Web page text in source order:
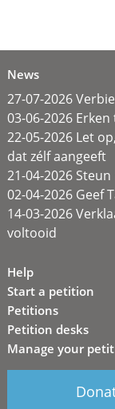
News
27-07-2026
03-06-2026
22-05-2026 Let
dat zélf aangeeft
21-04-2026
02-04-2026 Geef
14-03-2026
voltooid
Help
Start a petition
Petitions
Petition desks
Manage your